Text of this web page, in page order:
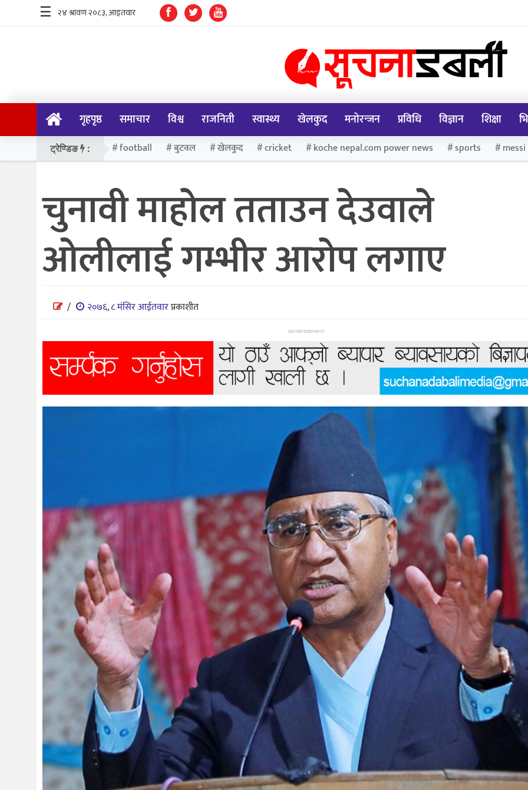
समाचार
राजनिती
खेलकुद
मनोरन्जन
प्रविधि
विज्ञान
अन्तर्वाता
☰
गृहपृष्ठ समाचार विश्व राजनिती स्वास्थ्य खेलकुद मनोरन्जन प्रविधि विज्ञान शिक्षा
ट्रेण्डिङ : football बुटवल खेलकुद cricket koche nepal.com power news sports messi
चुनावी माहोल तताउन देउवाले
ओलीलाई गम्भीर आरोप लगाए
/ २०७६, ८ मंसिर आईतवारप्रकाशीत
ADVERTISEMENT